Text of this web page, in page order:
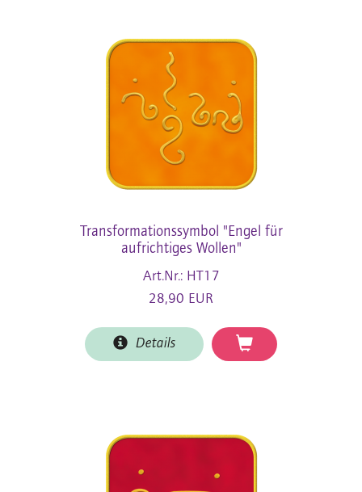
Transformationssymbol "Engel für
aufrichtiges Wollen"
Art.Nr.: HT17
28,90 EUR
Details